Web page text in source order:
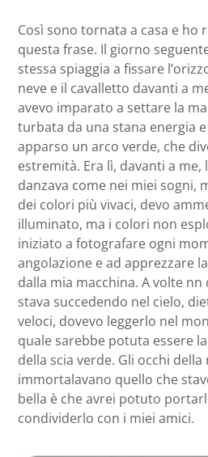
Così sono tornata a casa e ho
questa frase. Il giorno
stessa spiaggia a fissare
neve e il cavalletto davanti a
avevo imparato a settare la
turbata da una stana energia
apparso un arco verde, che
estremità. Era lì, davanti a me,
danzava come nei miei sogni,
dei colori più vivaci, devo
illuminato, ma i colori non
iniziato a fotografare ogni
angolazione e ad apprezzare
dalla mia macchina. A volte
stava succedendo nel cielo,
veloci, dovevo leggerlo nel
quale sarebbe potuta essere
della scia verde. Gli occhi della
immortalavano quello che
bella è che avrei potuto
condividerlo con i miei amici.